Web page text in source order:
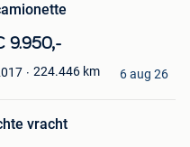
9.950,-
224.446 km 6 aug 26
vracht